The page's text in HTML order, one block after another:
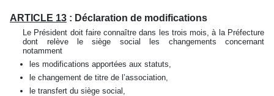
ARTICLE 13 : Déclaration de modifications
Le Président doit faire connaître dans les trois mois, à la Préfecture
dont relève le siège social les changements concernant
notamment
les modifications apportées aux statuts,
le changement de titre de l’association,
le transfert du siège social,